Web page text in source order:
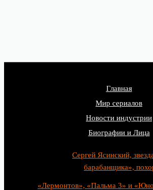
Главная
Мир сериалов
Новости индустрии
Биографии и Лица
Сергей Ясинский,
барабанщика»,
«Лермонтов», «Пальма 3» и